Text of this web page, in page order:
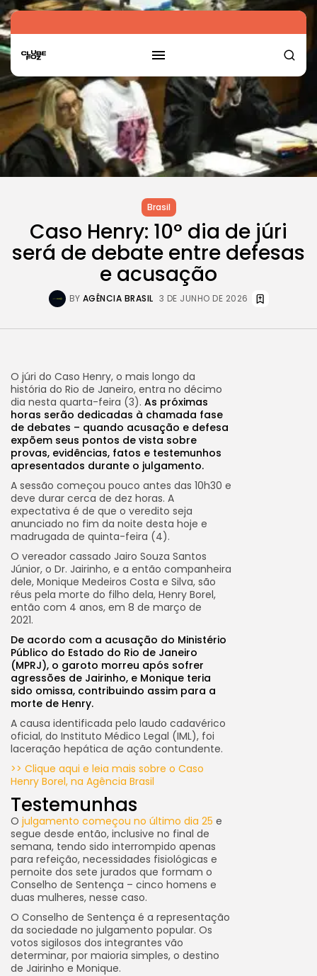
Brasil
Caso Henry: 10° dia de júri
será de debate entre defesas
e acusação
BY AGÊNCIA BRASIL 3 DE JUNHO DE 2026
O júri do Caso Henry, o mais longo da
história do Rio de Janeiro, entra no décimo
dia nesta quarta-feira (3). As próximas
horas serão dedicadas à chamada fase
de debates – quando acusação e defesa
expõem seus pontos de vista sobre
provas, evidências, fatos e testemunhos
apresentados durante o julgamento.
A sessão começou pouco antes das 10h30 e
deve durar cerca de dez horas. A
expectativa é de que o veredito seja
anunciado no fim da noite desta hoje e
madrugada de quinta-feira (4).
O vereador cassado Jairo Souza Santos
Júnior, o Dr. Jairinho, e a então companheira
dele, Monique Medeiros Costa e Silva, são
réus pela morte do filho dela, Henry Borel,
então com 4 anos, em 8 de março de
2021.
De acordo com a acusação do Ministério
Público do Estado do Rio de Janeiro
(MPRJ), o garoto morreu após sofrer
agressões de Jairinho, e Monique teria
sido omissa, contribuindo assim para a
morte de Henry.
A causa identificada pelo laudo cadavérico
oficial, do Instituto Médico Legal (IML), foi
laceração hepática de ação contundente.
>> Clique aqui e leia mais sobre o Caso
Henry Borel, na Agência Brasil
Testemunhas
O julgamento começou no último dia 25 e
segue desde então, inclusive no final de
semana, tendo sido interrompido apenas
para refeição, necessidades fisiológicas e
pernoite dos sete jurados que formam o
Conselho de Sentença – cinco homens e
duas mulheres, nesse caso.
O Conselho de Sentença é a representação
da sociedade no julgamento popular. Os
votos sigilosos dos integrantes vão
determinar, por maioria simples, o destino
de Jairinho e Monique.